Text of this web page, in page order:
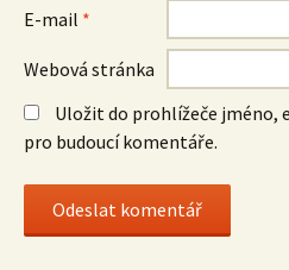
E-mail *
Webová stránka
Uložit do prohlížeče jméno,
pro budoucí komentáře.